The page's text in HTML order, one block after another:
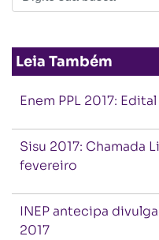
Leia Também
Enem PPL 2017:
Sisu 2017: Chamada
fevereiro
INEP antecipa
2017